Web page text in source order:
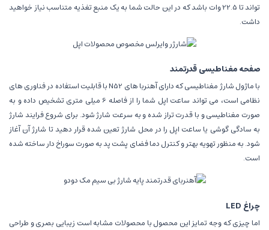
تواند تا 22.5 وات باشد که در این حالت شما به یک منبع تغذیه متناسب نیاز خواهید
داشت.
صفحه مغناطیسی قدرتمند
با ماژول شارژ مغناطیسی که دارای آهنربا های N52 با قابلیت استفاده در فناوری های
نظامی است، می تواند ساعت اپل شما را از فاصله 6 میلی متری تشخیص داده و به
صورت مغناطیسی و با قدرت تراز شده و به سرعت شارژ شود. برای شروع فرایند شارژ
به سادگی گوشی یا ساعت اپل را در محل شارژ تعین شده قرار دهید تا شارژ آن آغاز
شود. به منظور تهویه بهتر و کنترل دما فضای پشت پد به صورت سوراخ دار ساخته شده
است.
چراغ LED
اما چیزی که وجه تمایز این محصول با محصولات مشابه است زیبایی بصری و طراحی